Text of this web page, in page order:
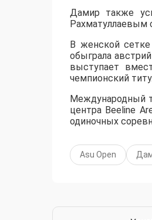
Дамир также
Рахматуллаевым
В женской
обыграла
выступает
чемпионский
Международный
центра Beeline
одиночных
Asu Open